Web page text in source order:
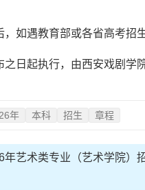
遇教育部或各省高考招
日起执行，由西安戏剧学
年 本科 招生 章程
年艺术类专业（艺术学院）